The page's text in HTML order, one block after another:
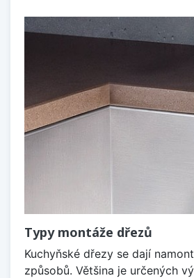
Typy montáže dřezů
Kuchyňské dřezy se dají
způsobů. Většina je určených